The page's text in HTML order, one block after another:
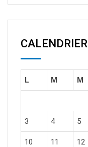
CALENDRIER
L M M
3 4 5
10 11 12